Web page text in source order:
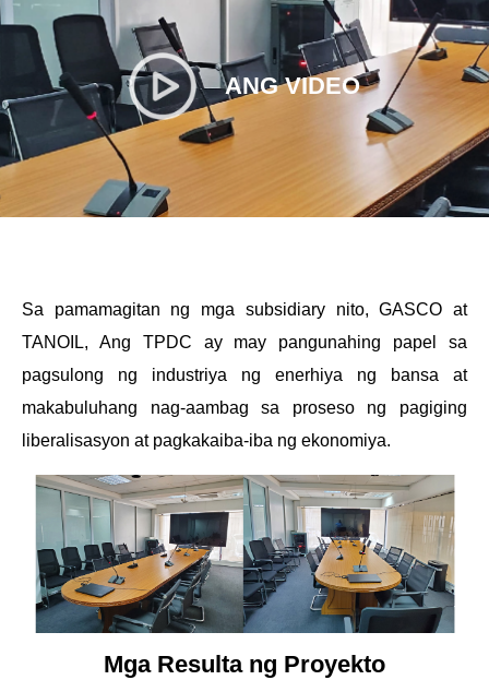
ANG VIDEO
Sa pamamagitan ng mga subsidiary nito, GASCO at
TANOIL, Ang TPDC ay may pangunahing papel sa
pagsulong ng industriya ng enerhiya ng bansa at
makabuluhang nag-aambag sa proseso ng pagiging
liberalisasyon at pagkakaiba-iba ng ekonomiya.
Mga Resulta ng Proyekto